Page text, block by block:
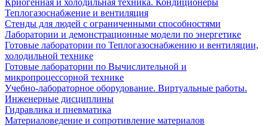
Криогенная и холодильная техника. Кондиционеры
Теплогазоснабжение и вентиляция
Стенды для людей с ограниченными способностями
Лаборатории и демонстрационные модели по энергетике
Готовые лаборатории по Теплогазоснабжению и вентиляции,
холодильной технике
Готовые лаборатории по Вычислительной и
микропроцессорной технике
Учебно-лабораторное оборудование. Виртуальные работы.
Инженерные дисциплины
Гидравлика и пневматика
Материаловедение и сопротивление материалов